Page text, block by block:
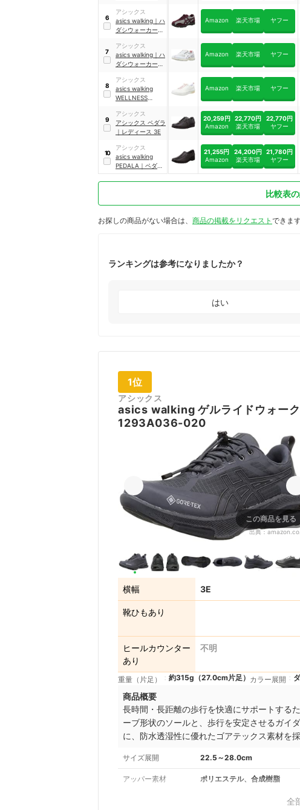
ーク 2 ｜
1293A040-001
6
アシックス
asics walking ｜ ハ
ダシウォーカー
Amazon 楽天市場 ヤフー
7
アシックス
asics walking ｜ ハ
ダシウォーカー
Amazon 楽天市場 ヤフー
8
アシックス
asics walking
WELLNESS
シーロ ｜
1292A047-200
Amazon 楽天市場 ヤフー
9
アシックス
アシックス ペダラ
｜ レディース 3E
20,259円
Amazon
22,770円
楽天市場
22,770円
ヤフー
10
アシックス
asics walking
PEDALA ｜ ペダラ
レディース 4E｜
1212A003-001
21,255円
Amazon
24,200円
楽天市場
21,780円
ヤフー
比較表
お探しの商品がない場合は、 商品の掲載をリクエスト できます
ランキングは参考になりましたか？
はい
1位
アシックス
asics walking ゲルライドウォーク
1293A036-020
この商品を見る
出典：
横幅 3E
靴ひもあり
ヒールカウンター
あり
不明
重量（片足） 約315g（27.0cm片足） カラー展開
商品概要
長時間・長距離の歩行を快適にサポートする
ーブ形状のソールと、歩行を安定させるガイ
に、防水透湿性に優れたゴアテックス素材を
サイズ展開 22.5～28.0cm
アッパー素材 ポリエステル、合成樹脂
全